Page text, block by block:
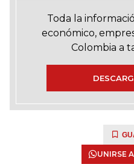
Toda la
económico,
Colombia a
UNIRSE